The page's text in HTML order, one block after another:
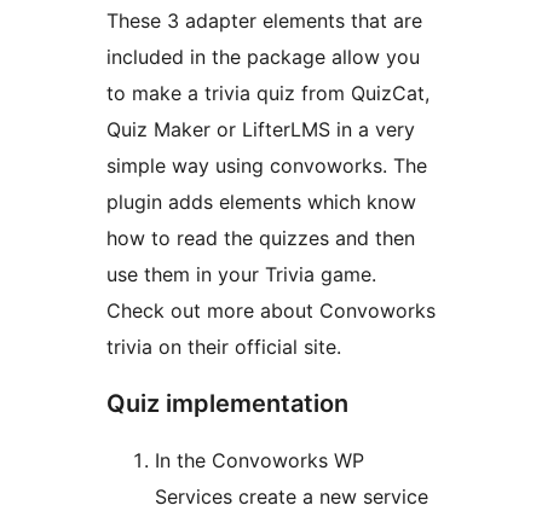
These 3 adapter elements that are
included in the package allow you
to make a trivia quiz from QuizCat,
Quiz Maker or LifterLMS in a very
simple way using convoworks. The
plugin adds elements which know
how to read the quizzes and then
use them in your Trivia game.
Check out more about Convoworks
trivia on their official site.
Quiz implementation
In the Convoworks WP
Services create a new service